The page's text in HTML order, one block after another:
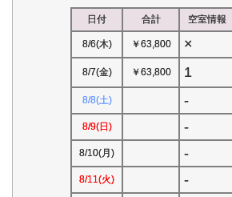
日付 合計 空室情報
8/6(木) ￥63,800 ×
8/7(金) ￥63,800 1
8/8(土) -
8/9(日) -
8/10(月) -
8/11(火) -